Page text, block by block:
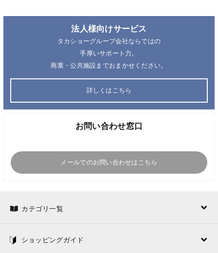
法人様向けサービス
タカショーグループ会社ならではの
手厚いサポート力。
商業・公共施設までおまかせください。
詳しくはこちら
お問い合わせ窓口
メールでのお問い合わせはこちら
カテゴリ一覧
ショッピングガイド